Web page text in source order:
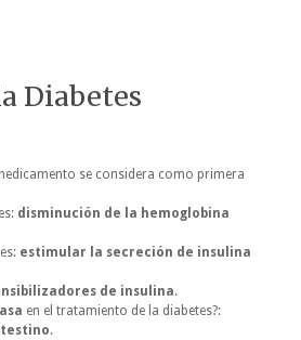
Diabetes
se considera como primera
es: disminución de la hemoglobina
es: estimular la secreción de insulina
de insulina.
en el tratamiento de la diabetes?:
.